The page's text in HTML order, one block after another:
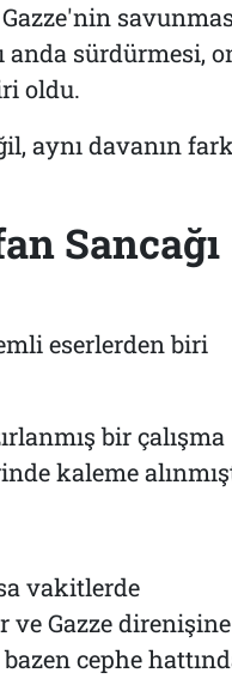
anda sürdürmesi,
oldu.
aynı davanın
Sancağı
eserlerden biri
bir çalışma
kaleme
vakitlerde
ve Gazze
cephe